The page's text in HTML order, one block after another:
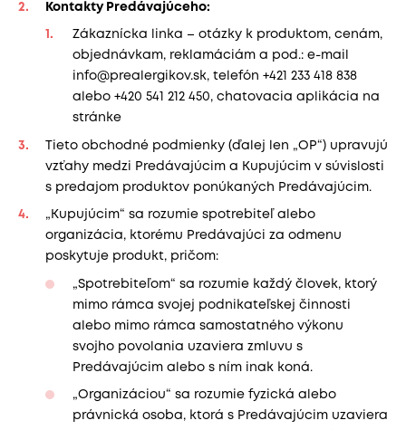
Kontakty Predávajúceho:
Zákaznícka linka – otázky k produktom, cenám,
objednávkam, reklamáciám a pod.: e-mail
info@prealergikov.sk, telefón +421 233 418 838
alebo +420 541 212 450, chatovacia aplikácia na
stránke
Tieto obchodné podmienky (ďalej len „OP“) upravujú
vzťahy medzi Predávajúcim a Kupujúcim v súvislosti
s predajom produktov ponúkaných Predávajúcim.
„Kupujúcim“ sa rozumie spotrebiteľ alebo
organizácia, ktorému Predávajúci za odmenu
poskytuje produkt, pričom:
„Spotrebiteľom“ sa rozumie každý človek, ktorý
mimo rámca svojej podnikateľskej činnosti
alebo mimo rámca samostatného výkonu
svojho povolania uzaviera zmluvu s
Predávajúcim alebo s ním inak koná.
„Organizáciou“ sa rozumie fyzická alebo
právnická osoba, ktorá s Predávajúcim uzaviera